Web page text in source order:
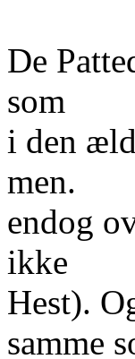
De
som
i den
men.
endog
ikke
Hest).
samme